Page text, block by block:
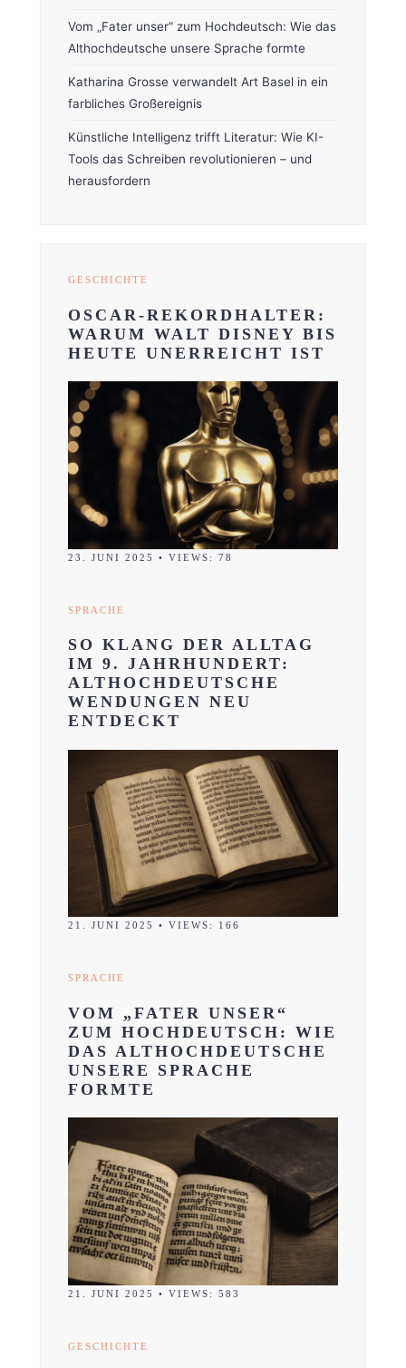
Vom „Fater unser“ zum Hochdeutsch: Wie das
Althochdeutsche unsere Sprache formte
Katharina Grosse verwandelt Art Basel in ein
farbliches Großereignis
Künstliche Intelligenz trifft Literatur: Wie KI-
Tools das Schreiben revolutionieren – und
herausfordern
GESCHICHTE
OSCAR-REKORDHALTER:
WARUM WALT DISNEY BIS
HEUTE UNERREICHT IST
23. JUNI 2025 • VIEWS: 78
SPRACHE
SO KLANG DER ALLTAG
IM 9. JAHRHUNDERT:
ALTHOCHDEUTSCHE
WENDUNGEN NEU
ENTDECKT
21. JUNI 2025 • VIEWS: 166
SPRACHE
VOM „FATER UNSER“
ZUM HOCHDEUTSCH: WIE
DAS ALTHOCHDEUTSCHE
UNSERE SPRACHE
FORMTE
21. JUNI 2025 • VIEWS: 583
GESCHICHTE